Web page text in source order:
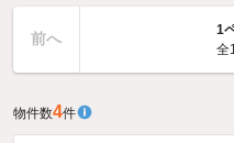
前へ
1
全
物件数4件